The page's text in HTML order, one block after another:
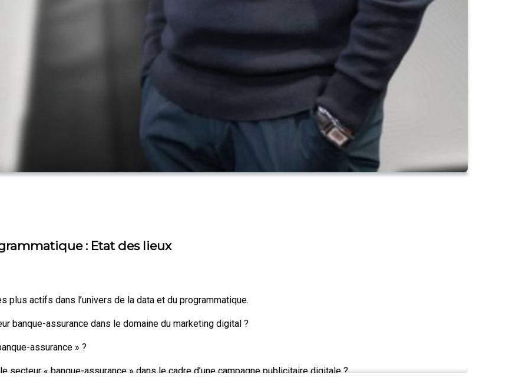
: Etat des lieux
actifs dans l’univers de la data et du programmatique.
assurance dans le domaine du marketing digital ?
assurance » ?
« banque-assurance » dans le cadre d’une campagne publicitaire digitale ?